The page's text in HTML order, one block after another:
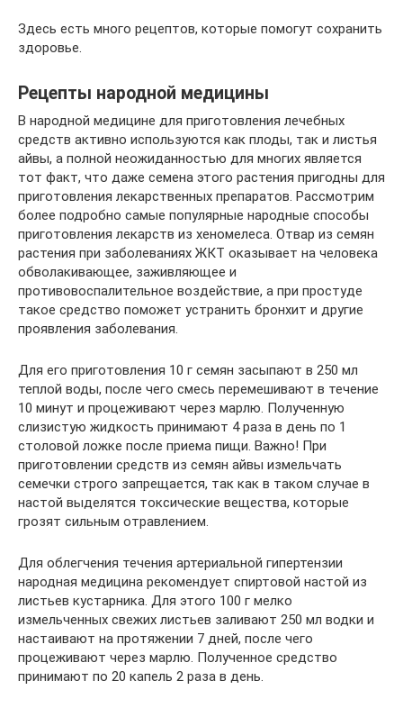
Здесь есть много рецептов, которые помогут сохранить
здоровье.
Рецепты народной медицины
В народной медицине для приготовления лечебных
средств активно используются как плоды, так и листья
айвы, а полной неожиданностью для многих является
тот факт, что даже семена этого растения пригодны для
приготовления лекарственных препаратов. Рассмотрим
более подробно самые популярные народные способы
приготовления лекарств из хеномелеса. Отвар из семян
растения при заболеваниях ЖКТ оказывает на человека
обволакивающее, заживляющее и
противовоспалительное воздействие, а при простуде
такое средство поможет устранить бронхит и другие
проявления заболевания.
Для его приготовления 10 г семян засыпают в 250 мл
теплой воды, после чего смесь перемешивают в течение
10 минут и процеживают через марлю. Полученную
слизистую жидкость принимают 4 раза в день по 1
столовой ложке после приема пищи. Важно! При
приготовлении средств из семян айвы измельчать
семечки строго запрещается, так как в таком случае в
настой выделятся токсические вещества, которые
грозят сильным отравлением.
Для облегчения течения артериальной гипертензии
народная медицина рекомендует спиртовой настой из
листьев кустарника. Для этого 100 г мелко
измельченных свежих листьев заливают 250 мл водки и
настаивают на протяжении 7 дней, после чего
процеживают через марлю. Полученное средство
принимают по 20 капель 2 раза в день.